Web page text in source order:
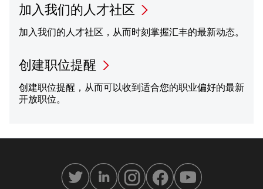
加入我们的人才社区
加入我们的人才社区，从而时刻掌握汇丰的最新动态。
创建职位提醒
创建职位提醒，从而可以收到适合您的职业偏好的最新
开放职位。